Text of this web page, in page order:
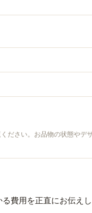
ださい。お品物の状態やデ
費用を正直にお伝え